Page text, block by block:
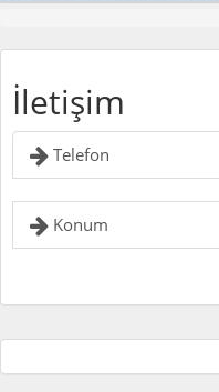
İletişim
Telefon
Konum